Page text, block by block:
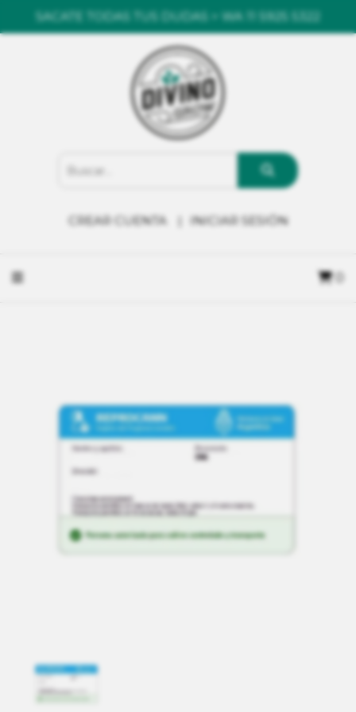
SACATE TODAS TUS DUDAS > WA 11 5925 5322
CREAR CUENTA INICIAR SESIÓN